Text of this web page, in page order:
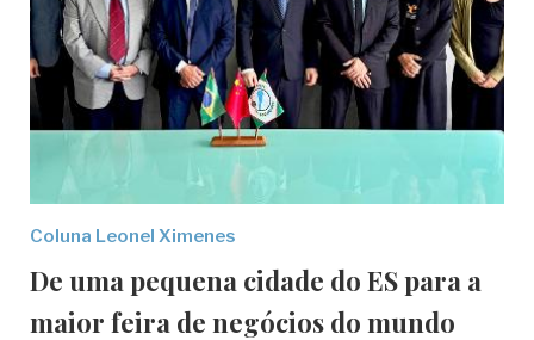
Coluna Leonel Ximenes
De uma pequena cidade do ES para a
maior feira de negócios do mundo